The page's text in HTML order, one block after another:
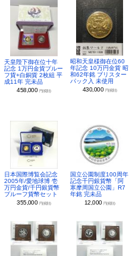
天皇陛下御在位十年
記念 1万円金貨プルー
フ貨+白銅貨 2枚組 平
成11年 完未品
458,000 円(税別)
昭和天皇様御在位60
年記念 10万円金貨 昭
和62年銘 ブリスター
パック入 未使用
430,000 円(税別)
日本国際博覧会記念
2005年/愛地球博 壱
万円金貨/千円銀貨幣
プルーフ貨幣セット
355,000 円(税別)
国立公園制度100周年
記念千円銀貨幣「阿
寒摩周国立公園」R7
年銘 完未品
12,000 円(税別)